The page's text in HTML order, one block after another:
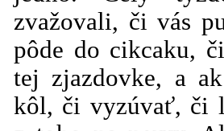
zvažovali, či vás
pôde do cikcaku,
tej zjazdovke, a
kôl, či vyzúvať, či